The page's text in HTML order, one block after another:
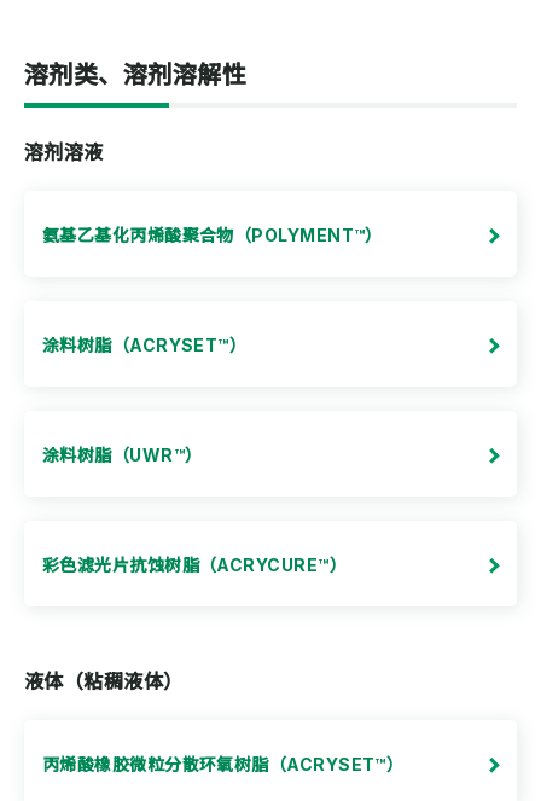
溶剂类、溶剂溶解性
溶剂溶液
氨基乙基化丙烯酸聚合物（POLYMENT™）
涂料树脂（ACRYSET™）
涂料树脂（UWR™）
彩色滤光片抗蚀树脂（ACRYCURE™）
液体（粘稠液体）
丙烯酸橡胶微粒分散环氧树脂（ACRYSET™）